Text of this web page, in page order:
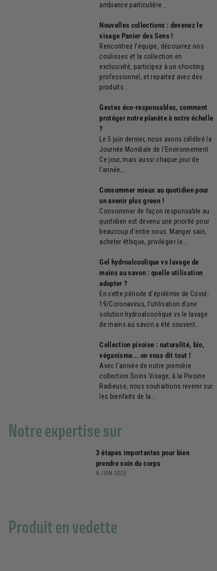
ambiance particulière...
Nouvelles collections : devenez le
visage Panier des Sens !
Rencontrez l’équipe, découvrez nos
coulisses et la collection en
exclusivité, participez à un shooting
professionnel, et repartez avec des
produits...
Gestes éco-responsables, comment
protéger notre planète à notre échelle
?
Le 5 juin dernier, nous avons célébré la
Journée Mondiale de l’Environnement.
Ce jour, mais aussi chaque jour de
l’année,...
Consommer mieux au quotidien pour
un avenir plus green !
Consommer de façon responsable au
quotidien est devenu une priorité pour
beaucoup d’entre nous. Manger sain,
acheter éthique, privilégier le...
Gel hydroalcoolique vs lavage de
mains au savon : quelle utilisation
adopter ?
En cette période d’épidémie de Covid-
19/Coronavirus, l’utilisation d’une
solution hydroalcoolique vs le lavage
de mains au savon a été souvent...
Collection pivoine : naturalité, bio,
véganisme... on vous dit tout !
Avec l’arrivée de notre première
collection Soins Visage, à la Pivoine
Radieuse, nous souhaitions revenir sur
les bienfaits de la...
Notre expertise sur
3 étapes importantes pour bien
prendre soin du corps
8 JUIN 2025
Produit en vedette